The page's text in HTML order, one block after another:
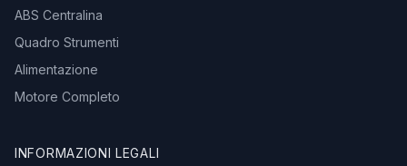
ABS Centralina
Quadro Strumenti
Alimentazione
Motore Completo
INFORMAZIONI LEGALI